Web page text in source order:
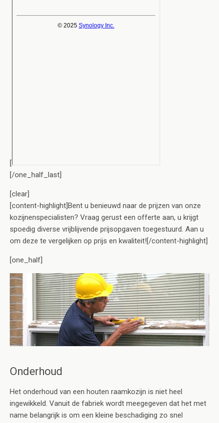
[
[/one_half_last]
[clear]
[content-highlight]Bent u benieuwd naar de prijzen van onze
kozijnenspecialisten? Vraag gerust een offerte aan, u krijgt
spoedig diverse vrijblijvende prijsopgaven toegestuurd. Aan u
om deze te vergelijken op prijs en kwaliteit![/content-highlight]
[one_half]
Onderhoud
Het onderhoud van een houten raamkozijn is niet heel
ingewikkeld. Vanuit de fabriek wordt meegegeven dat het met
name belangrijk is om een kleine beschadiging zo snel